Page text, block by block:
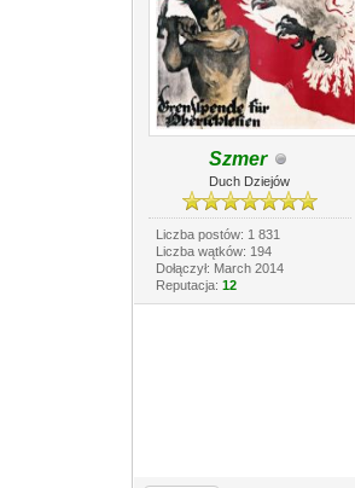
Szmer
Duch Dziejów
Liczba postów: 1 831
Liczba wątków: 194
Dołączył: March 2014
Reputacja: 12